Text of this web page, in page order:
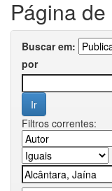
Página
Buscar em:
por
Filtros correntes: